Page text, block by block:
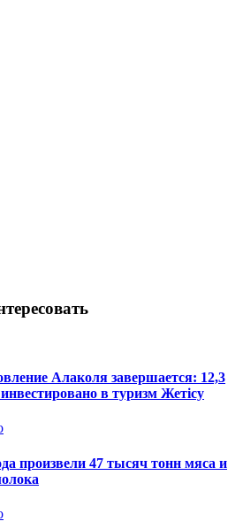
Алаколя завершается: 12,3
в туризм Жетісу
произвели 47 тысяч тонн мяса и